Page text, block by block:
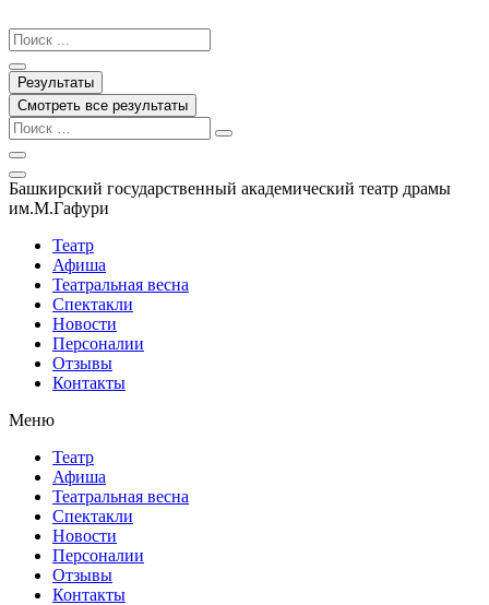
к
содержимому
Search
...
Результаты
Смотреть все результаты
Башкирский государственный академический театр драмы
им.М.Гафури
Театр
Афиша
Театральная весна
Спектакли
Новости
Персоналии
Отзывы
Контакты
Меню
Театр
Афиша
Театральная весна
Спектакли
Новости
Персоналии
Отзывы
Контакты